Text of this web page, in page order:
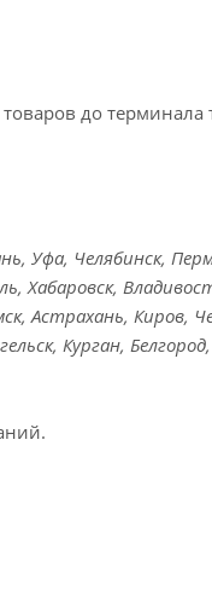
до терминала
Уфа, Челябинск,
Хабаровск,
Астрахань, Киров,
Курган,